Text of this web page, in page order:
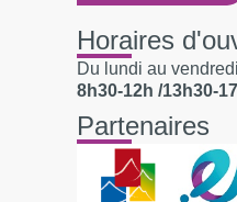
Horaires
Du lundi au
8h30-12h /13h30-
Partenaires